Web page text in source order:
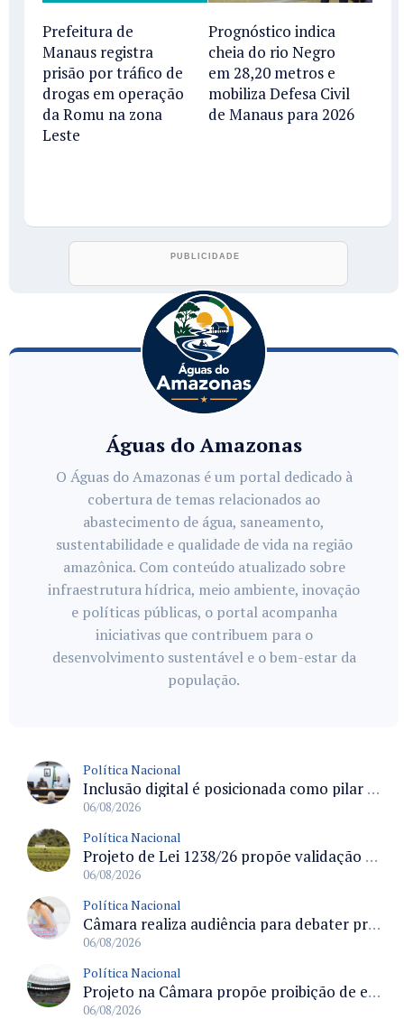
Prefeitura de
Manaus registra
prisão por tráfico de
drogas em operação
da Romu na zona
Leste
Prognóstico indica
cheia do rio Negro
em 28,20 metros e
mobiliza Defesa Civil
de Manaus para 2026
Águas do Amazonas
O Águas do Amazonas é um portal dedicado à
cobertura de temas relacionados ao
abastecimento de água, saneamento,
sustentabilidade e qualidade de vida na região
amazônica. Com conteúdo atualizado sobre
infraestrutura hídrica, meio ambiente, inovação
e políticas públicas, o portal acompanha
iniciativas que contribuem para o
desenvolvimento sustentável e o bem-estar da
população.
Política Nacional
Inclusão digital é posicionada como pilar essencial da reurbanização de favelas e periferias
06/08/2026
Política Nacional
Projeto de Lei 1238/26 propõe validação automática do Cadastro Ambiental Rural para imóveis de até quatro módulos fiscais
06/08/2026
Política Nacional
Câmara realiza audiência para debater prevenção, diagnóstico e tratamento da endometriose na terça-feira às 16 horas
06/08/2026
Política Nacional
Projeto na Câmara propõe proibição de entrada em estádios para condenados por violência e devedores de pensão alimentícia
06/08/2026